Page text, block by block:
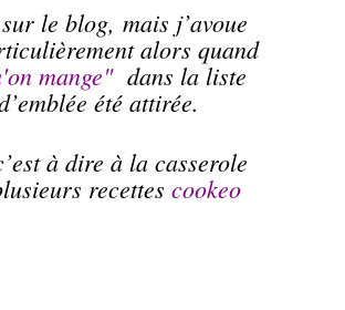
le blog, mais j’avoue
alors quand
mange"dans la liste
été attirée.
à dire à la casserole
recettes cookeo